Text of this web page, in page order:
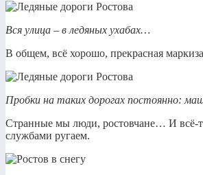
Вся улица – в ледяных ухабах…
В общем, всё хорошо, прекрасная
Пробки на таких дорогах постоянно:
Странные мы люди, ростовчане… И всё-
службами ругаем.